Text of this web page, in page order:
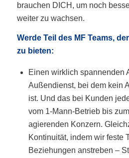
brauchen DICH, um noch
weiter zu wachsen.
Werde Teil des MF Teams,
zu bieten:
Einen wirklich spannenden
Außendienst, bei dem kein
ist. Und das bei Kunden
vom 1-Mann-Betrieb bis
agierenden Konzern.
Kontinuität, indem wir feste
Beziehungen anstreben –